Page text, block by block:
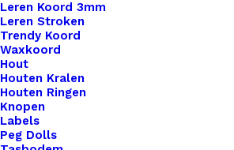
Leren Koord 3mm
Leren Stroken
Trendy Koord
Waxkoord
Hout
Houten Kralen
Houten Ringen
Knopen
Labels
Peg Dolls
Met
Sterretje
aantal
Artikelnummer
Categorie
Binnen 1-3 werkdagen verzonden
Unieke en kwaliteitsproducten